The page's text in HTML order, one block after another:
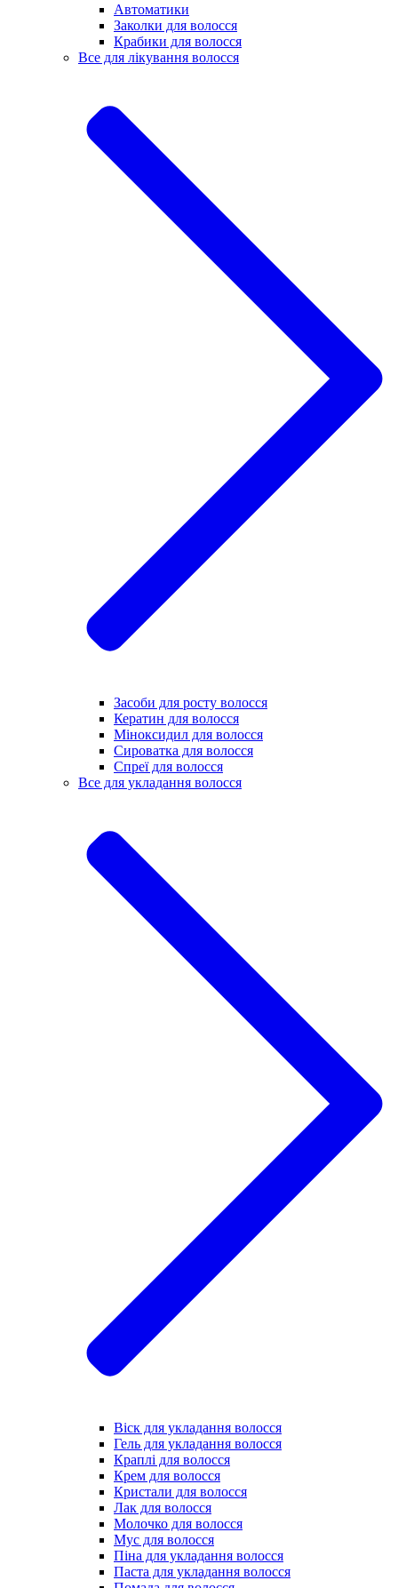
Автоматики
Заколки для волосся
Крабики для волосся
Все для лікування волосся
Засоби для росту волосся
Кератин для волосся
Міноксидил для волосся
Сироватка для волосся
Спреї для волосся
Все для укладання волосся
Віск для укладання волосся
Гель для укладання волосся
Краплі для волосся
Крем для волосся
Кристали для волосся
Лак для волосся
Молочко для волосся
Мус для волосся
Піна для укладання волосся
Паста для укладання волосся